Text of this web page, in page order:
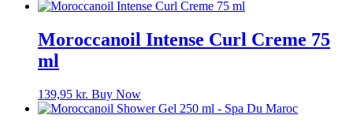
Moroccanoil Intense Curl Creme 75
ml
139,95 kr. Buy Now